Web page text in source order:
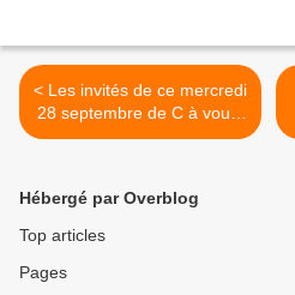
< Les invités de ce mercredi
28 septembre de C à vous,
Touche pas à mon poste,
Hébergé par Overblog
Top articles
Pages